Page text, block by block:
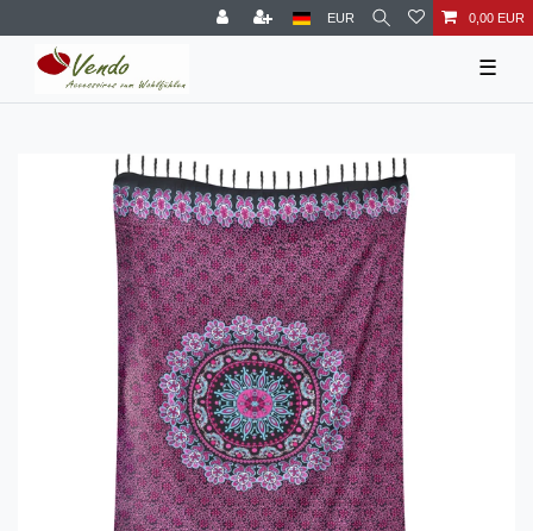
EUR 0,00 EUR
☰